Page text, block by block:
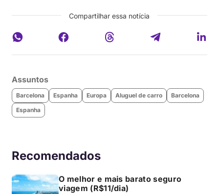
Compartilhar essa notícia
Assuntos
Barcelona Espanha Europa Aluguel de carro
Barcelona
Espanha
Recomendados
O melhor e mais barato seguro
viagem (R$11/dia)